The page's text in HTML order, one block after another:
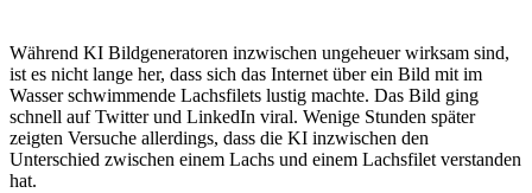
Während KI Bildgeneratoren inzwischen ungeheuer wirksam sind,
ist es nicht lange her, dass sich das Internet über ein Bild mit im
Wasser schwimmende Lachsfilets lustig machte. Das Bild ging
schnell auf Twitter und LinkedIn viral. Wenige Stunden später
zeigten Versuche allerdings, dass die KI inzwischen den
Unterschied zwischen einem Lachs und einem Lachsfilet verstanden
hat.